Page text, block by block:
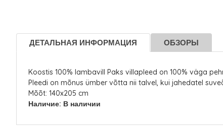
ДЕТАЛЬНАЯ ИНФОРМАЦИЯ
Koostis 100% lambavill Paks villapleed on 100% väga
Pleedi on mõnus ümber võtta nii talvel, kui jahedatel
Mõõt: 140x205 cm
Наличие: В наличии
ОБЗОРЫ